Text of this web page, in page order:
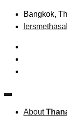
Skip
Bangkok,
About